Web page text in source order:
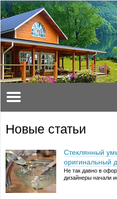
Новые статьи
Стеклянный
оригинальный
Не так давно в
дизайнеры начали